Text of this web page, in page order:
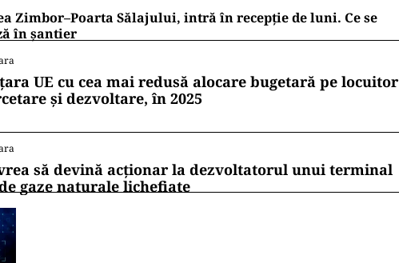
Zimbor–Poarta Sălajului, intră în recepție de luni. Ce se
în șantier
UE cu cea mai redusă alocare bugetară pe locuitor
și dezvoltare, în 2025
să devină acționar la dezvoltatorul unui terminal
gaze naturale lichefiate